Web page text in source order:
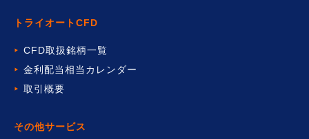
その他サービス
トライオートCFD
CFD取扱銘柄一覧
金利配当相当カレンダー
取引概要